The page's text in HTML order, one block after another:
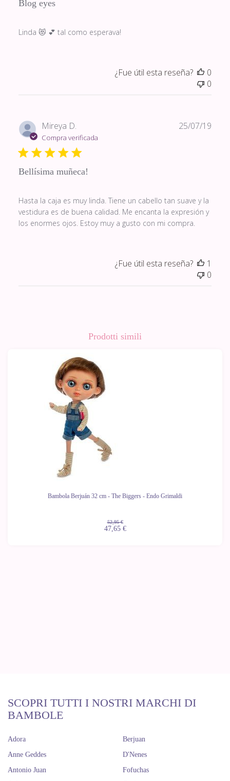
Blog eyes
Linda 😻 💕 tal como esperava!
¿Fue útil esta reseña?
0
0
Mireya D.
Compra verificada
Bellísima muñeca!
Hasta la caja es muy linda. Tiene un cabello tan suave y la
vestidura es de buena calidad. Me encanta la expresión y
los enormes ojos. Estoy muy a gusto con mi compra.
25/07/19
¿Fue útil esta reseña?
1
0
Prodotti simili
Bambola Berjuán 32 cm - The Biggers - Endo Grimaldi
52,95 €
47,65 €
SCOPRI TUTTI I NOSTRI MARCHI DI
BAMBOLE
Adora
Anne Geddes
Antonio Juan
Berjuan
D'Nenes
Fofuchas